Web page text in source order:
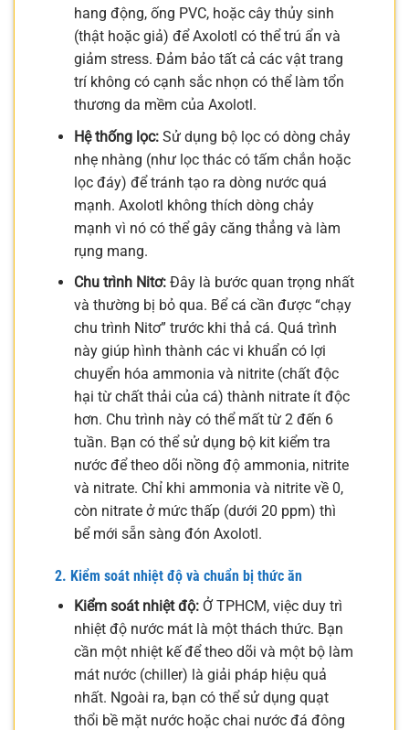
hang động, ống PVC, hoặc cây thủy sinh
(thật hoặc giả) để Axolotl có thể trú ẩn và
giảm stress. Đảm bảo tất cả các vật trang
trí không có cạnh sắc nhọn có thể làm tổn
thương da mềm của Axolotl.
Hệ thống lọc:Sử dụng bộ lọc có dòng chảy
nhẹ nhàng (như lọc thác có tấm chắn hoặc
lọc đáy) để tránh tạo ra dòng nước quá
mạnh. Axolotl không thích dòng chảy
mạnh vì nó có thể gây căng thẳng và làm
rụng mang.
Chu trình Nitơ:Đây là bước quan trọng nhất
và thường bị bỏ qua. Bể cá cần được “chạy
chu trình Nitơ” trước khi thả cá. Quá trình
này giúp hình thành các vi khuẩn có lợi
chuyển hóa ammonia và nitrite (chất độc
hại từ chất thải của cá) thành nitrate ít độc
hơn. Chu trình này có thể mất từ 2 đến 6
tuần. Bạn có thể sử dụng bộ kit kiểm tra
nước để theo dõi nồng độ ammonia, nitrite
và nitrate. Chỉ khi ammonia và nitrite về 0,
còn nitrate ở mức thấp (dưới 20 ppm) thì
bể mới sẵn sàng đón Axolotl.
2. Kiểm soát nhiệt độ và chuẩn bị thức ăn
Kiểm soát nhiệt độ:Ở TPHCM, việc duy trì
nhiệt độ nước mát là một thách thức. Bạn
cần một nhiệt kế để theo dõi và một bộ làm
mát nước (chiller) là giải pháp hiệu quả
nhất. Ngoài ra, bạn có thể sử dụng quạt
thổi bề mặt nước hoặc chai nước đá đông